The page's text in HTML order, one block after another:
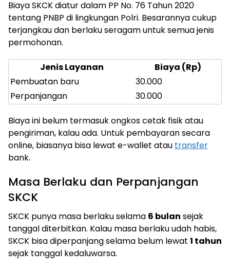
Biaya SKCK diatur dalam PP No. 76 Tahun 2020
tentang PNBP di lingkungan Polri. Besarannya cukup
terjangkau dan berlaku seragam untuk semua jenis
permohonan.
Jenis Layanan
Biaya (Rp)
Pembuatan baru
30.000
Perpanjangan
30.000
Biaya ini belum termasuk ongkos cetak fisik atau
pengiriman, kalau ada. Untuk pembayaran secara
online, biasanya bisa lewat e-wallet atau transfer
bank.
Masa Berlaku dan Perpanjangan
SKCK
SKCK punya masa berlaku selama 6 bulan sejak
tanggal diterbitkan. Kalau masa berlaku udah habis,
SKCK bisa diperpanjang selama belum lewat 1 tahun
sejak tanggal kedaluwarsa.